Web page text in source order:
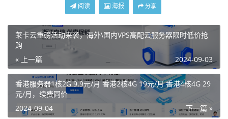
阅读 海报 分享
莱卡云重磅活动来袭，海外\国内VPS高配云服务器限时低价抢
购
« 上一篇
2024-09-03
香港服务器1核2G 9.9元/月 香港2核4G 19元/月 香港4核4G 29
元/月，续费同价
下一篇 »
2024-09-04